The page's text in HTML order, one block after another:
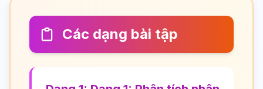
Các dạng bài tập